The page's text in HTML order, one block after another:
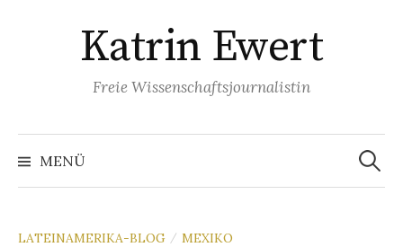
Katrin Ewert
Freie Wissenschaftsjournalistin
MENÜ
Suche
nach:
LATEINAMERIKA-BLOG / MEXIKO